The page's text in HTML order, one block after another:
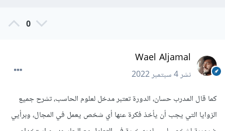
0
Wael Aljamal
نشر4 سبتمبر 2022
كما قال المدرب حسان، الدورة تعتبر مدخل لعلوم الحاسب، تشرح جميع
الزوايا التي يجب أن يأخذ فكرة عنها أي شخص يعمل في المجال، وبرأيي